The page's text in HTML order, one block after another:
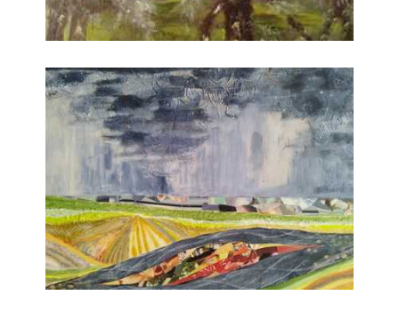
Passeggiate nella Natura